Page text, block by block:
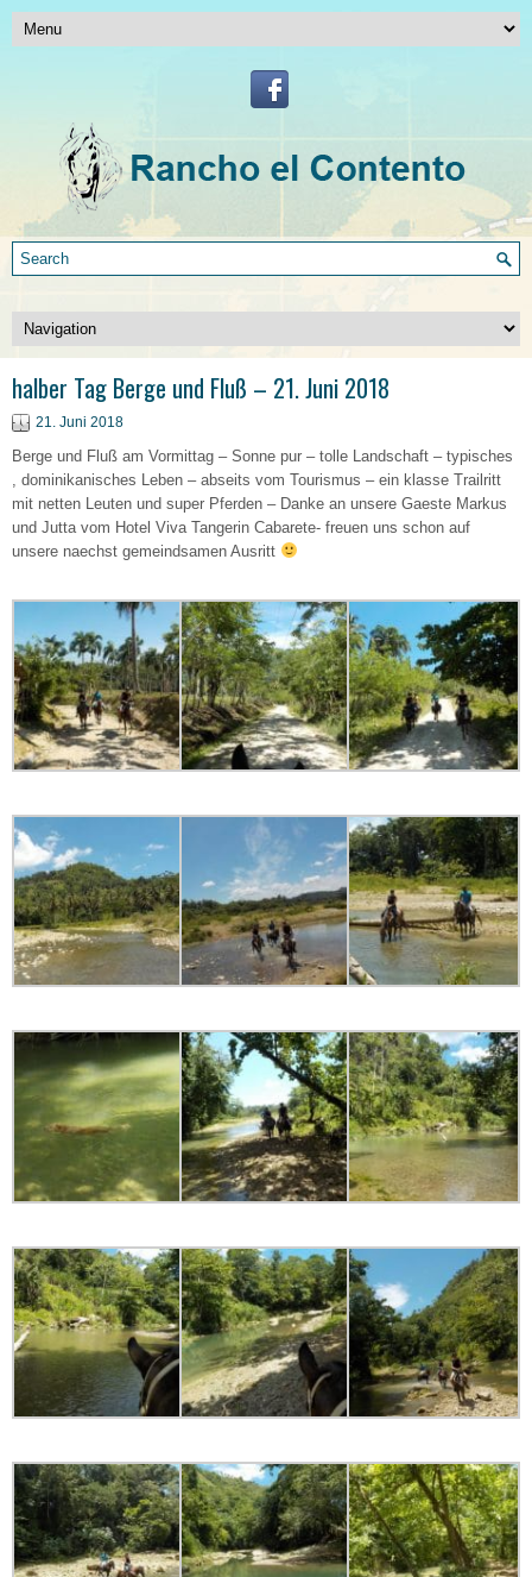
halber Tag Berge und Fluß – 21. Juni 2018
21. Juni 2018
Berge und Fluß am Vormittag – Sonne pur – tolle Landschaft – typisches
, dominikanisches Leben – abseits vom Tourismus – ein klasse Trailritt
mit netten Leuten und super Pferden – Danke an unsere Gaeste Markus
und Jutta vom Hotel Viva Tangerin Cabarete- freuen uns schon auf
unsere naechst gemeindsamen Ausritt